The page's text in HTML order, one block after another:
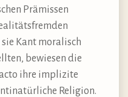
Prämissen
Kant moralisch
bewiesen die
ihre implizite
Religion.